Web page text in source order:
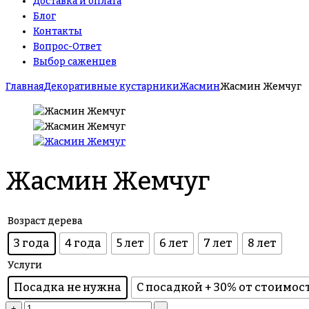
Блог
Контакты
Вопрос-Ответ
Выбор саженцев
ГлавнаяДекоративные кустарникиЖасминЖасмин Жемчуг
Жасмин Жемчуг
Возраст дерева
3 года 4 года 5 лет 6 лет 7 лет 8 лет
Услуги
Посадка не нужна С посадкой + 30% от